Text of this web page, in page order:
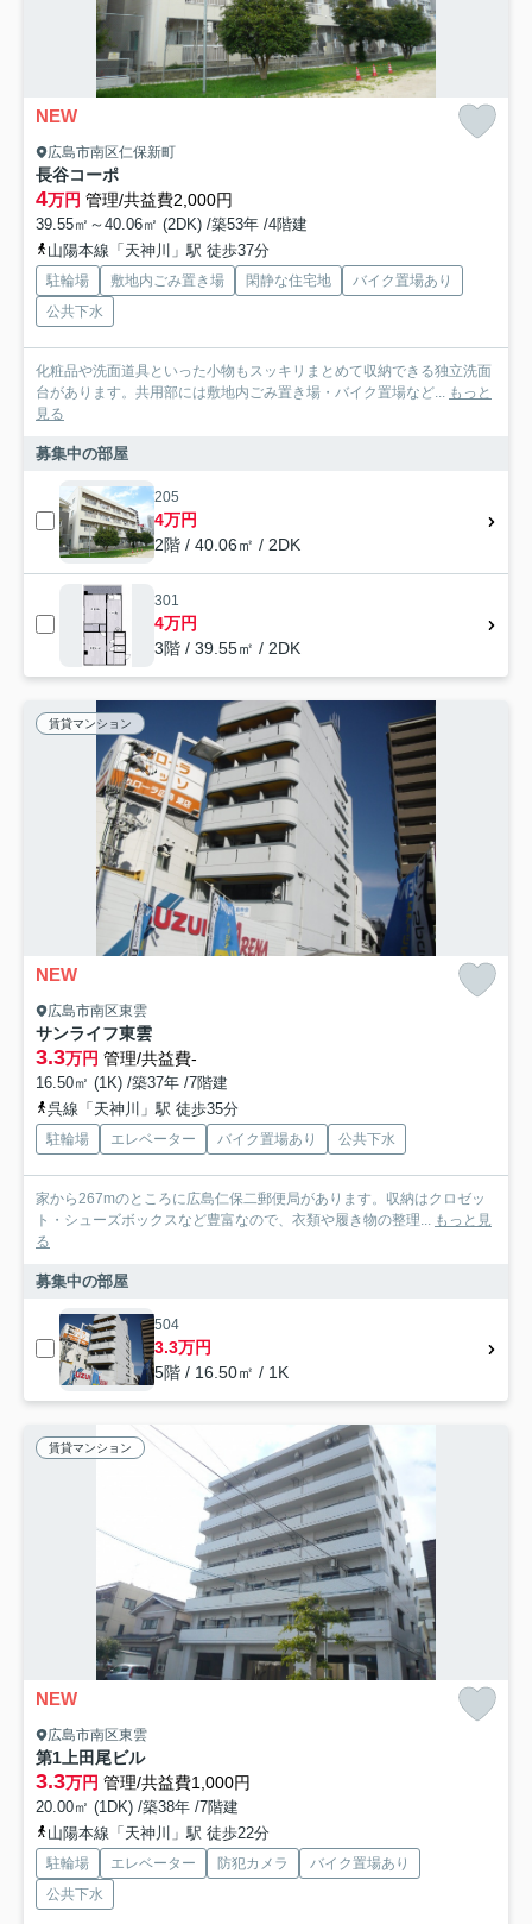
NEW
広島市南区仁保新町
長谷コーポ
4万円 管理/共益費2,000円
39.55㎡～40.06㎡ (2DK) /築53年 /4階建
山陽本線「天神川」駅 徒歩37分
駐輪場 敷地内ごみ置き場 閑静な住宅地
バイク置場あり
公共下水
化粧品や洗面道具といった小物もスッキリまとめて収納できる独立洗面
台があります。共用部には敷地内ごみ置き場・バイク置場など... もっと
見る
募集中の部屋
205
4万円
2階 / 40.06㎡ / 2DK
301
4万円
3階 / 39.55㎡ / 2DK
賃貸マンション
NEW
広島市南区東雲
サンライフ東雲
3.3万円 管理/共益費-
16.50㎡ (1K) /築37年 /7階建
呉線「天神川」駅 徒歩35分
駐輪場 エレベーター バイク置場あり 公共下水
家から267mのところに広島仁保二郵便局があります。収納はクロゼッ
ト・シューズボックスなど豊富なので、衣類や履き物の整理... もっと見
る
募集中の部屋
504
3.3万円
5階 / 16.50㎡ / 1K
賃貸マンション
NEW
広島市南区東雲
第1上田尾ビル
3.3万円 管理/共益費1,000円
20.00㎡ (1DK) /築38年 /7階建
山陽本線「天神川」駅 徒歩22分
駐輪場 エレベーター 防犯カメラ
バイク置場あり
公共下水